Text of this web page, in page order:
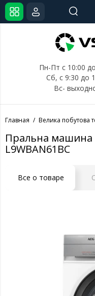
Пн-Пт с 10:00
Сб, с 9:30 до
Вс-
Главная Велика побутова
Пральна машина
L9WBAN61BC
Все о товаре